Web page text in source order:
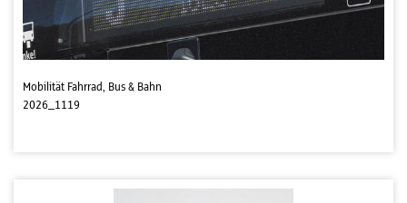
Mobilität Fahrrad, Bus & Bahn
2026_1119